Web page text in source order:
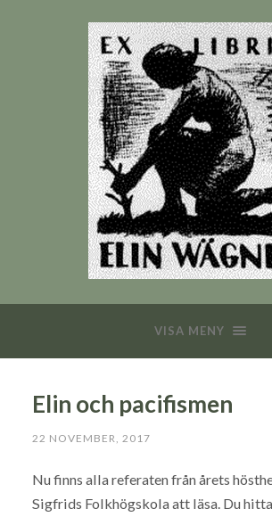
VISA MENY
Elin och pacifismen
22 NOVEMBER, 2017
Nu finns alla referaten från årets
Sigfrids Folkhögskola att läsa. Du